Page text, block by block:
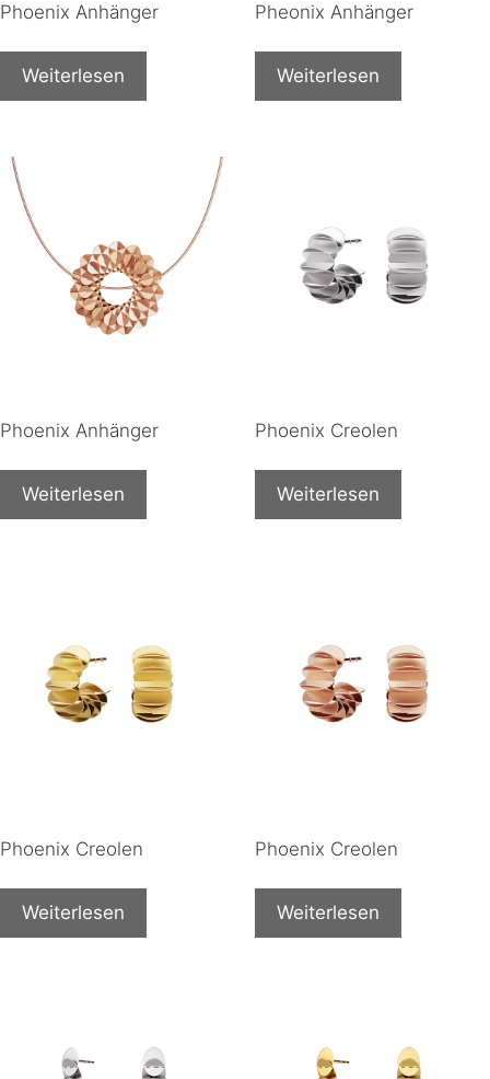
Phoenix Anhänger
Weiterlesen
Pheonix Anhänger
Weiterlesen
Phoenix Anhänger
Weiterlesen
Phoenix Creolen
Weiterlesen
Phoenix Creolen
Weiterlesen
Phoenix Creolen
Weiterlesen